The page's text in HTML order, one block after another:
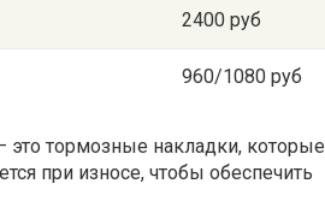
2400 руб
960/1080 руб
это тормозные накладки, которые
при износе, чтобы обеспечить